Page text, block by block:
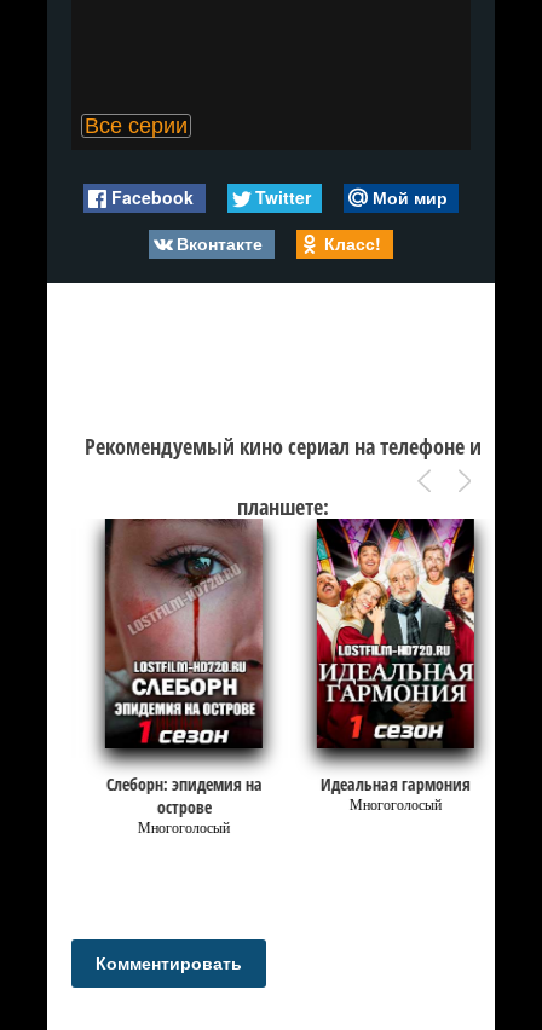
Все серии
Facebook Twitter
Мой мир
Вконтакте
Класс!
Рекомендуемый кино сериал на телефоне и
планшете:
Слеборн: эпидемия на
острове
Многоголосый
Идеальная гармония
Многоголосый
Комментировать